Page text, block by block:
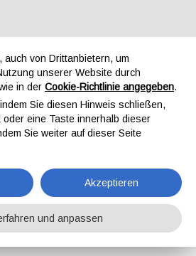
auch von Drittanbietern, um
unserer Website durch
in der Cookie-Richtlinie angegeben.
Sie diesen Hinweis schließen,
oder eine Taste innerhalb dieser
Sie weiter auf dieser Seite
Akzeptieren
und anpassen